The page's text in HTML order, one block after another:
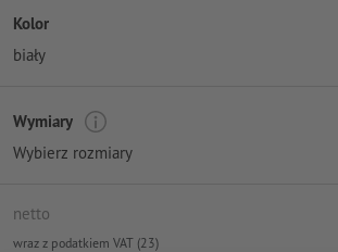
Kolor
biały
Wymiary
Wybierz rozmiary
netto
wraz z podatkiem VAT (23)